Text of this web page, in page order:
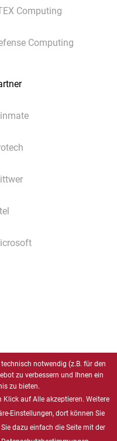
Computing
Computing
notwendig (z.B. für den
zu verbessern und Ihnen ein
zu bieten.
Klick auf Alle akzeptieren. Weitere
Einstellungen, dort können Sie
dazu einfach die Seite mit der